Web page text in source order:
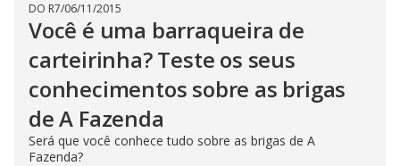
DO R7/06/11/2015
Você é uma barraqueira de
carteirinha? Teste os seus
conhecimentos sobre as brigas
de A Fazenda
Será que você conhece tudo sobre as brigas de A
Fazenda?